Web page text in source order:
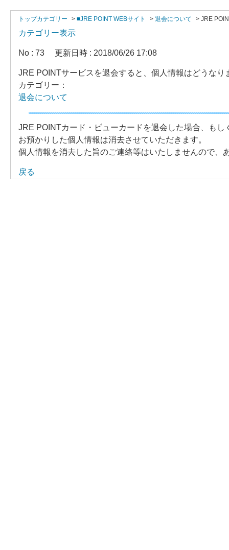
トップカテゴリー > ■JRE POINT WEBサイト > 退会について > JRE
カテゴリー表示
No : 73 更新日時 : 2018/06/26 17:08
JRE POINTサービスを退会すると、個人情報はどうなり
カテゴリー：
退会について
JRE POINTカード・ビューカードを退会した場合、も
お預かりした個人情報は消去させていただきます。
個人情報を消去した旨のご連絡等はいたしませんので、
戻る